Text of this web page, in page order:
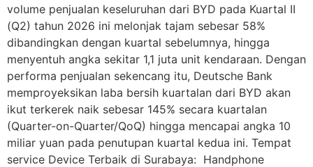
volume penjualan keseluruhan dari BYD pada Kuartal II
(Q2) tahun 2026 ini melonjak tajam sebesar 58%
dibandingkan dengan kuartal sebelumnya, hingga
menyentuh angka sekitar 1,1 juta unit kendaraan. Dengan
performa penjualan sekencang itu, Deutsche Bank
memproyeksikan laba bersih kuartalan dari BYD akan
ikut terkerek naik sebesar 145% secara kuartalan
(Quarter-on-Quarter/QoQ) hingga mencapai angka 10
miliar yuan pada penutupan kuartal kedua ini. Tempat
service Device Terbaik di Surabaya: Handphone